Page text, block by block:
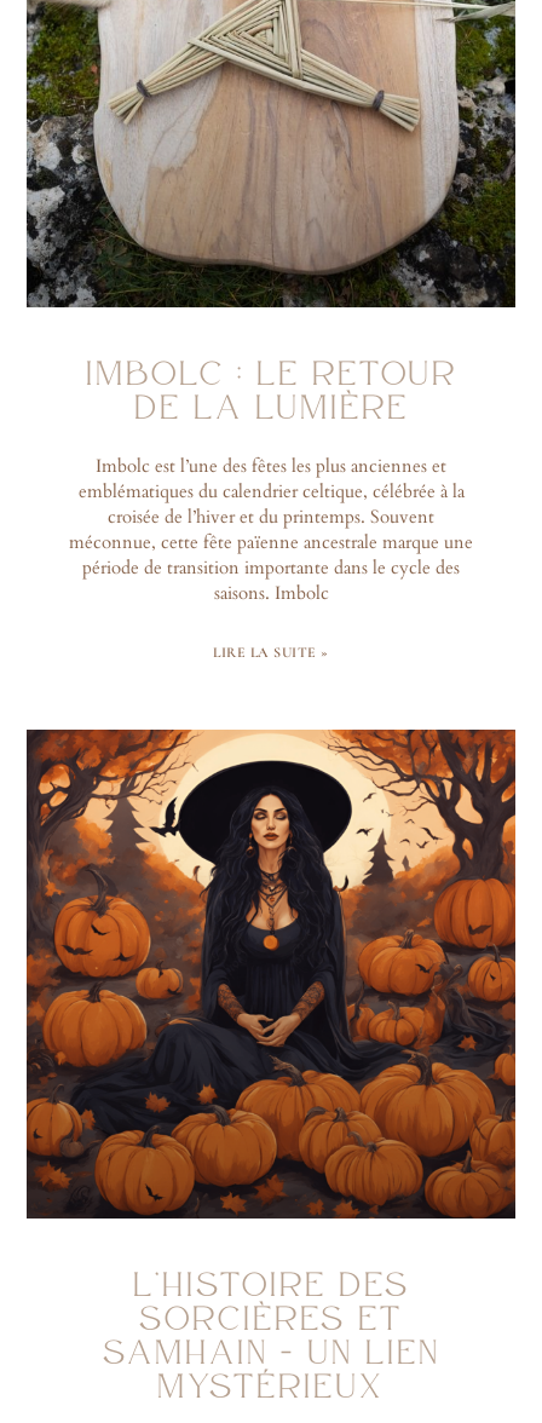
IMBOLC : LE RETOUR
DE LA LUMIÈRE
Imbolc est l’une des fêtes les plus anciennes et
emblématiques du calendrier celtique, célébrée à la
croisée de l’hiver et du printemps. Souvent
méconnue, cette fête païenne ancestrale marque une
période de transition importante dans le cycle des
saisons. Imbolc
LIRE LA SUITE »
L’HISTOIRE DES
SORCIÈRES ET
SAMHAIN – UN LIEN
MYSTÉRIEUX